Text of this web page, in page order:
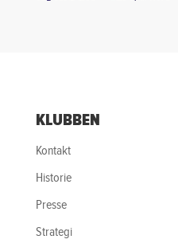
KLUBBEN
Kontakt
Historie
Presse
Strategi